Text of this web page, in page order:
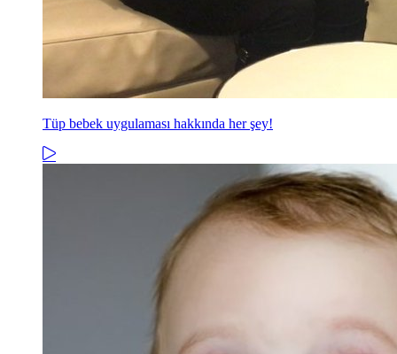
Tüp bebek uygulaması hakkında her şey!